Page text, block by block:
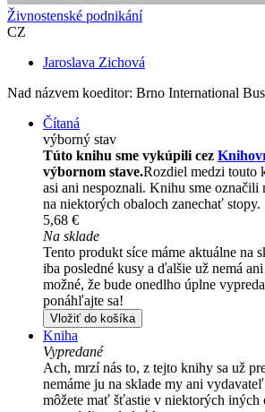
Živnostenské podnikání
CZ
Jaroslava Zichová
Nad názvem koeditor: Brno International
Čítaná
výborný stav
Túto knihu sme vykúpili cez
výbornom stave.Rozdiel medzi touto
asi ani nespoznali. Knihu sme označili
na niektorých obaloch zanechať stopy.
5,68 €
Na sklade
Tento produkt síce máme aktuálne na
iba posledné kusy a ďalšie už nemá
možné, že bude onedlho úplne
ponáhľajte sa!
Vložiť do košíka
Kniha
Vypredané
Ach, mrzí nás to, z tejto knihy sa už
nemáme ju na sklade my ani
môžete mať šťastie v niektorých iných